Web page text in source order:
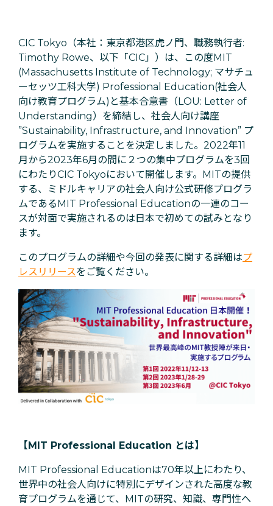
CIC Tokyo（本社：東京都港区虎ノ門、職務執行者:
Timothy Rowe、以下「CIC」）は、この度MIT
(Massachusetts Institute of Technology; マサチュ
ーセッツ工科大学) Professional Education(社会人
向け教育プログラム)と基本合意書（LOU: Letter of
Understanding）を締結し、社会人向け講座
”Sustainability, Infrastructure, and Innovation” プ
ログラムを実施することを決定しました。2022年11
月から2023年6月の間に２つの集中プログラムを3回
にわたりCIC Tokyoにおいて開催します。MITの提供
する、ミドルキャリアの社会人向け公式研修プログラ
ムであるMIT Professional Educationの一連のコー
スが対面で実施されるのは日本で初めての試みとなり
ます。
このプログラムの詳細や今回の発表に関する詳細はプ
レスリリースをご覧ください。
【MIT Professional Education とは】
MIT Professional Educationは70年以上にわたり、
世界中の社会人向けに特別にデザインされた高度な教
育プログラムを通じて、MITの研究、知識、専門性へ